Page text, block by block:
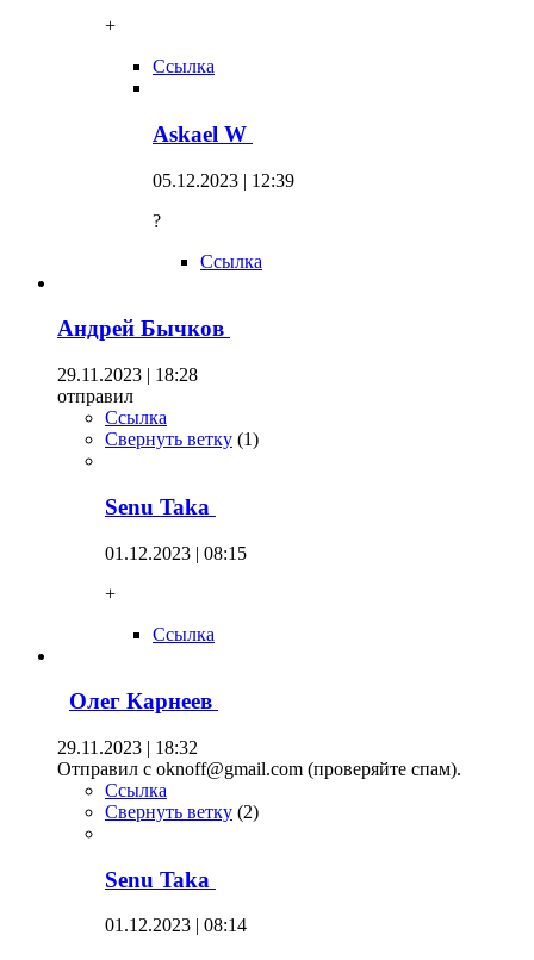
+
Ссылка
Askael W
05.12.2023 | 12:39
?
Ссылка
Андрей Бычков
29.11.2023 | 18:28
отправил
Ссылка
Свернуть ветку (1)
Senu Taka
01.12.2023 | 08:15
+
Ссылка
Олег Карнеев
29.11.2023 | 18:32
Отправил с oknoff@gmail.com (проверяйте спам).
Ссылка
Свернуть ветку (2)
Senu Taka
01.12.2023 | 08:14